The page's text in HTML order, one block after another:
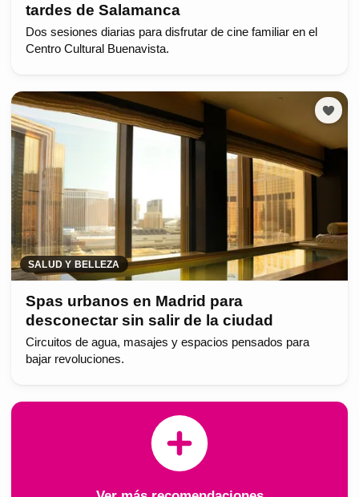
tardes de Salamanca
Dos sesiones diarias para disfrutar de cine familiar en el
Centro Cultural Buenavista.
SALUD Y BELLEZA
Spas urbanos en Madrid para
desconectar sin salir de la ciudad
Circuitos de agua, masajes y espacios pensados para
bajar revoluciones.